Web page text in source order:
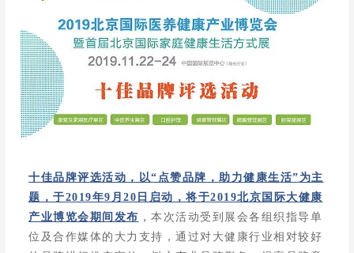
十佳品牌评选活动，以“点赞品牌，助力健康生活”为主
题，于2019年9月20日启动，将于2019北京国际大健康
产业博览会期间发布 ，本次活动受到展会各组织指导单
位及合作媒体的大力支持，通过对大健康行业相对较好